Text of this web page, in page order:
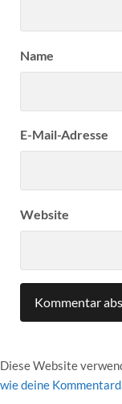
Name
E-Mail-Adresse
Website
Diese Website
wie deine